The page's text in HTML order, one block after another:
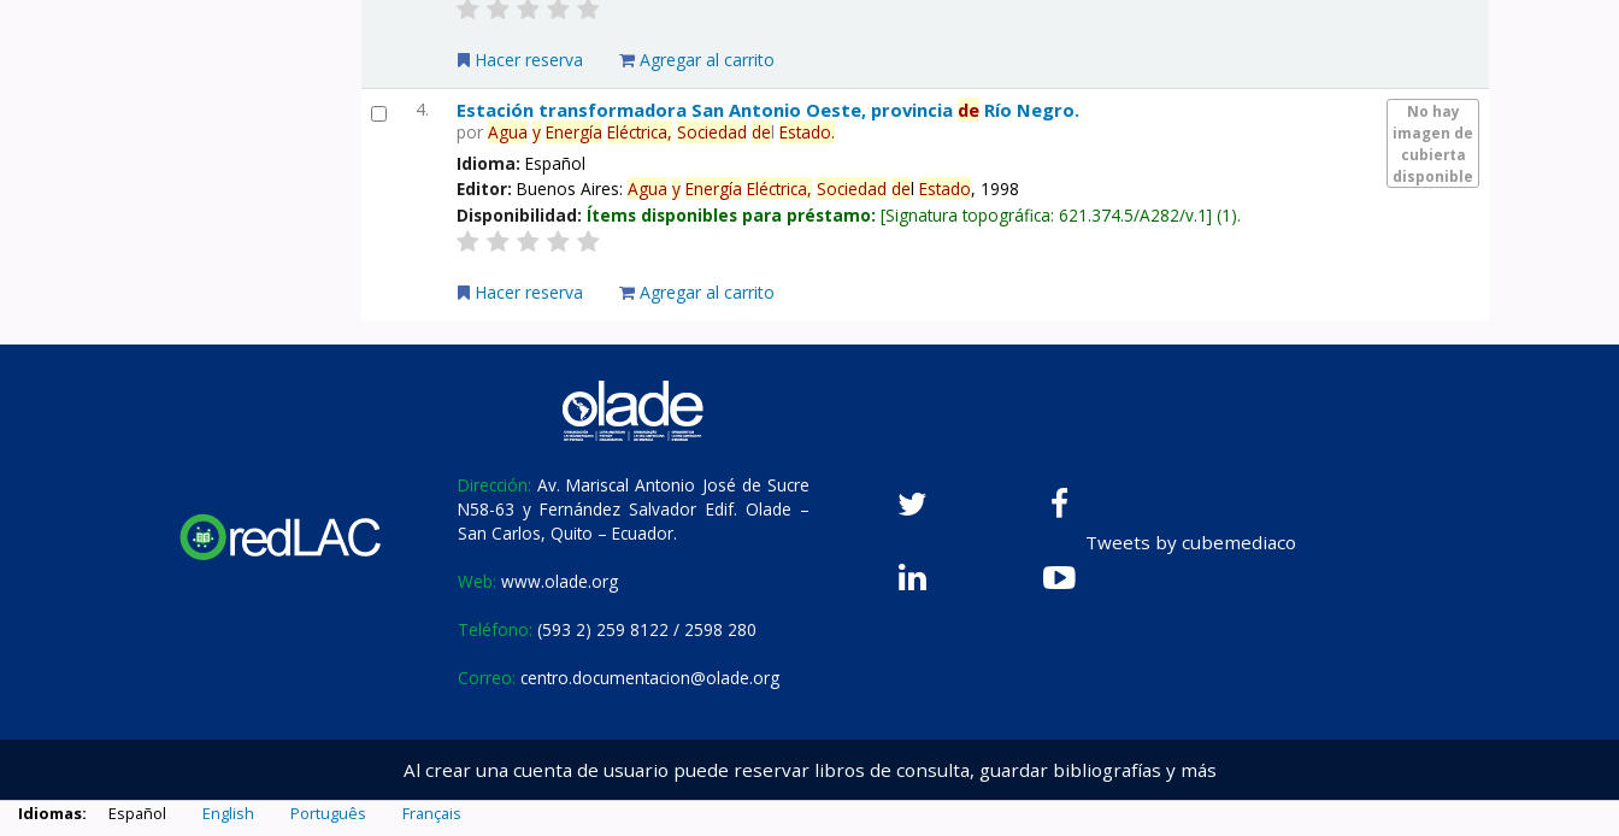
Hacer reserva Agregar al carrito
4.
No hay
imagen de
cubierta
disponible
Estación transformadora San Antonio Oeste, provincia de Río Negro.
porAgua y Energía Eléctrica, Sociedad delEstado.
Idioma:Español
Editor:Buenos Aires:Agua y Energía Eléctrica, Sociedad delEstado, 1998
Disponibilidad: Ítems disponibles para préstamo: Signatura topográfica:621.374.5/A282/v.1 (1).
Hacer reserva Agregar al carrito
Dirección: Av. Mariscal Antonio José de Sucre
N58-63 y Fernández Salvador Edif. Olade –
San Carlos, Quito – Ecuador.
Web: www.olade.org
Teléfono: (593 2) 259 8122 / 2598 280
Correo: centro.documentacion@olade.org
Tweets by cubemediaco
Al crear una cuenta de usuario puede reservar libros de consulta, guardar bibliografías y más
Idiomas: Español English Português Français